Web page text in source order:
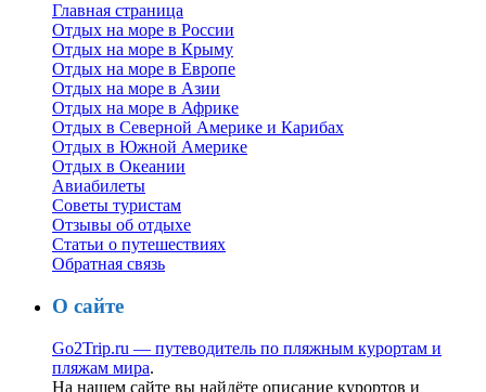
Главная страница
Отдых на море в России
Отдых на море в Крыму
Отдых на море в Европе
Отдых на море в Азии
Отдых на море в Африке
Отдых в Северной Америке и Карибах
Отдых в Южной Америке
Отдых в Океании
Авиабилеты
Советы туристам
Отзывы об отдыхе
Статьи о путешествиях
Обратная связь
О сайте
Go2Trip.ru — путеводитель по пляжным курортам и
пляжам мира.
На нашем сайте вы найдёте описание курортов и